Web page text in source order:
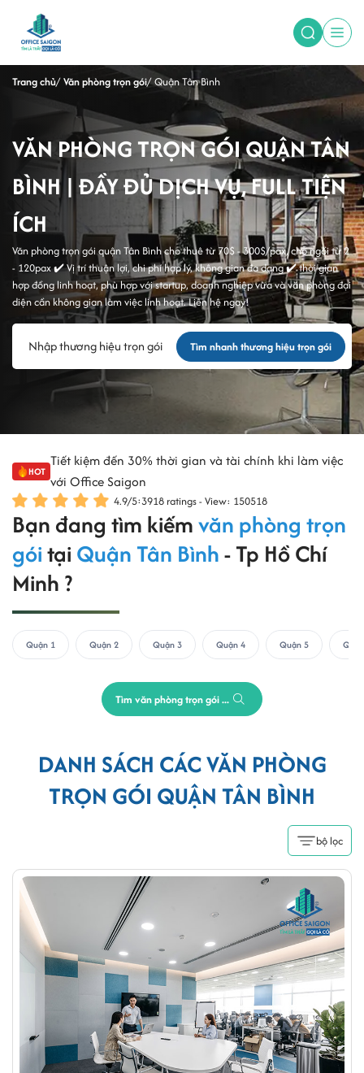
Trang chủ Văn phòng trọn gói Quận Tân Bình
VĂN PHÒNG TRỌN GÓI QUẬN TÂN
BÌNH | ĐẦY ĐỦ DỊCH VỤ, FULL TIỆN
ÍCH
Văn phòng trọn gói quận Tân Bình cho thuê từ 70$ - 300$/pax, chỗ ngồi từ 2
- 120pax ✔️ Vị trí thuận lợi, chi phí hợp lý, không gian đa dạng ✔️ thời gian
hợp đồng linh hoạt, phù hợp với startup, doanh nghiệp vừa và văn phòng đại
diện cần không gian làm việc linh hoạt. Liên hệ ngay!
Tìm nhanh thương hiệu trọn gói
HOT
Tiết kiệm đến 30% thời gian và tài chính khi làm việc
với Office Saigon
4.9/5:3918 ratings - View: 150518
Bạn đang tìm kiếmvăn phòng trọn
góitại Quận Tân Bình- Tp Hồ Chí
Minh ?
Quận 1 Quận 2 Quận 3 Quận 4 Quận 5
Tìm văn phòng trọn gói ...
DANH SÁCH CÁC VĂN PHÒNG
TRỌN GÓI QUẬN TÂN BÌNH
bộ lọc